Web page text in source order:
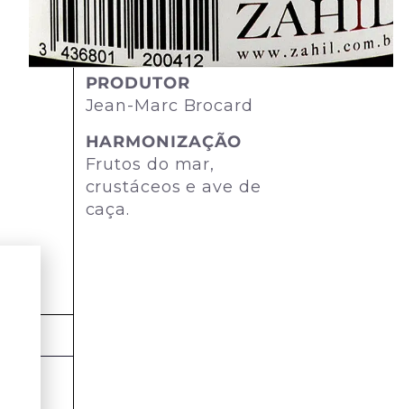
TEOR DE AÇÚCAR
Seco
PRODUTOR
Jean-Marc Brocard
HARMONIZAÇÃO
Frutos do mar,
crustáceos e ave de
caça.